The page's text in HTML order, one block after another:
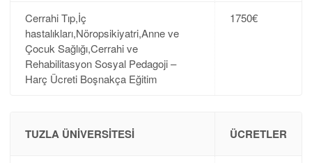
Cerrahi Tıp,İç
hastalıkları,Nöropsikiyatri,Anne ve
Çocuk Sağlığı,Cerrahi ve
Rehabilitasyon Sosyal Pedagoji –
Harç Ücreti Boşnakça Eğitim
1750€
TUZLA ÜNIVERSITESI ÜCRETLER